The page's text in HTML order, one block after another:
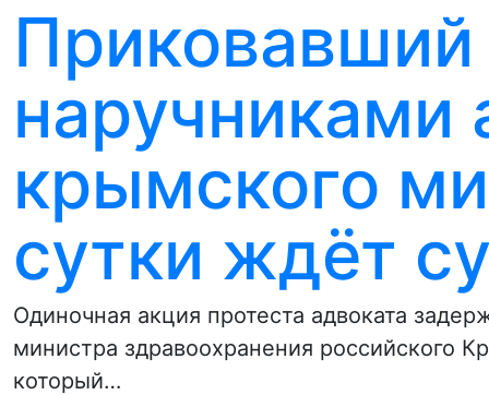
Приковавший
наручниками
крымского
сутки ждёт
Одиночная акция протеста адвоката
министра здравоохранения российского
который…